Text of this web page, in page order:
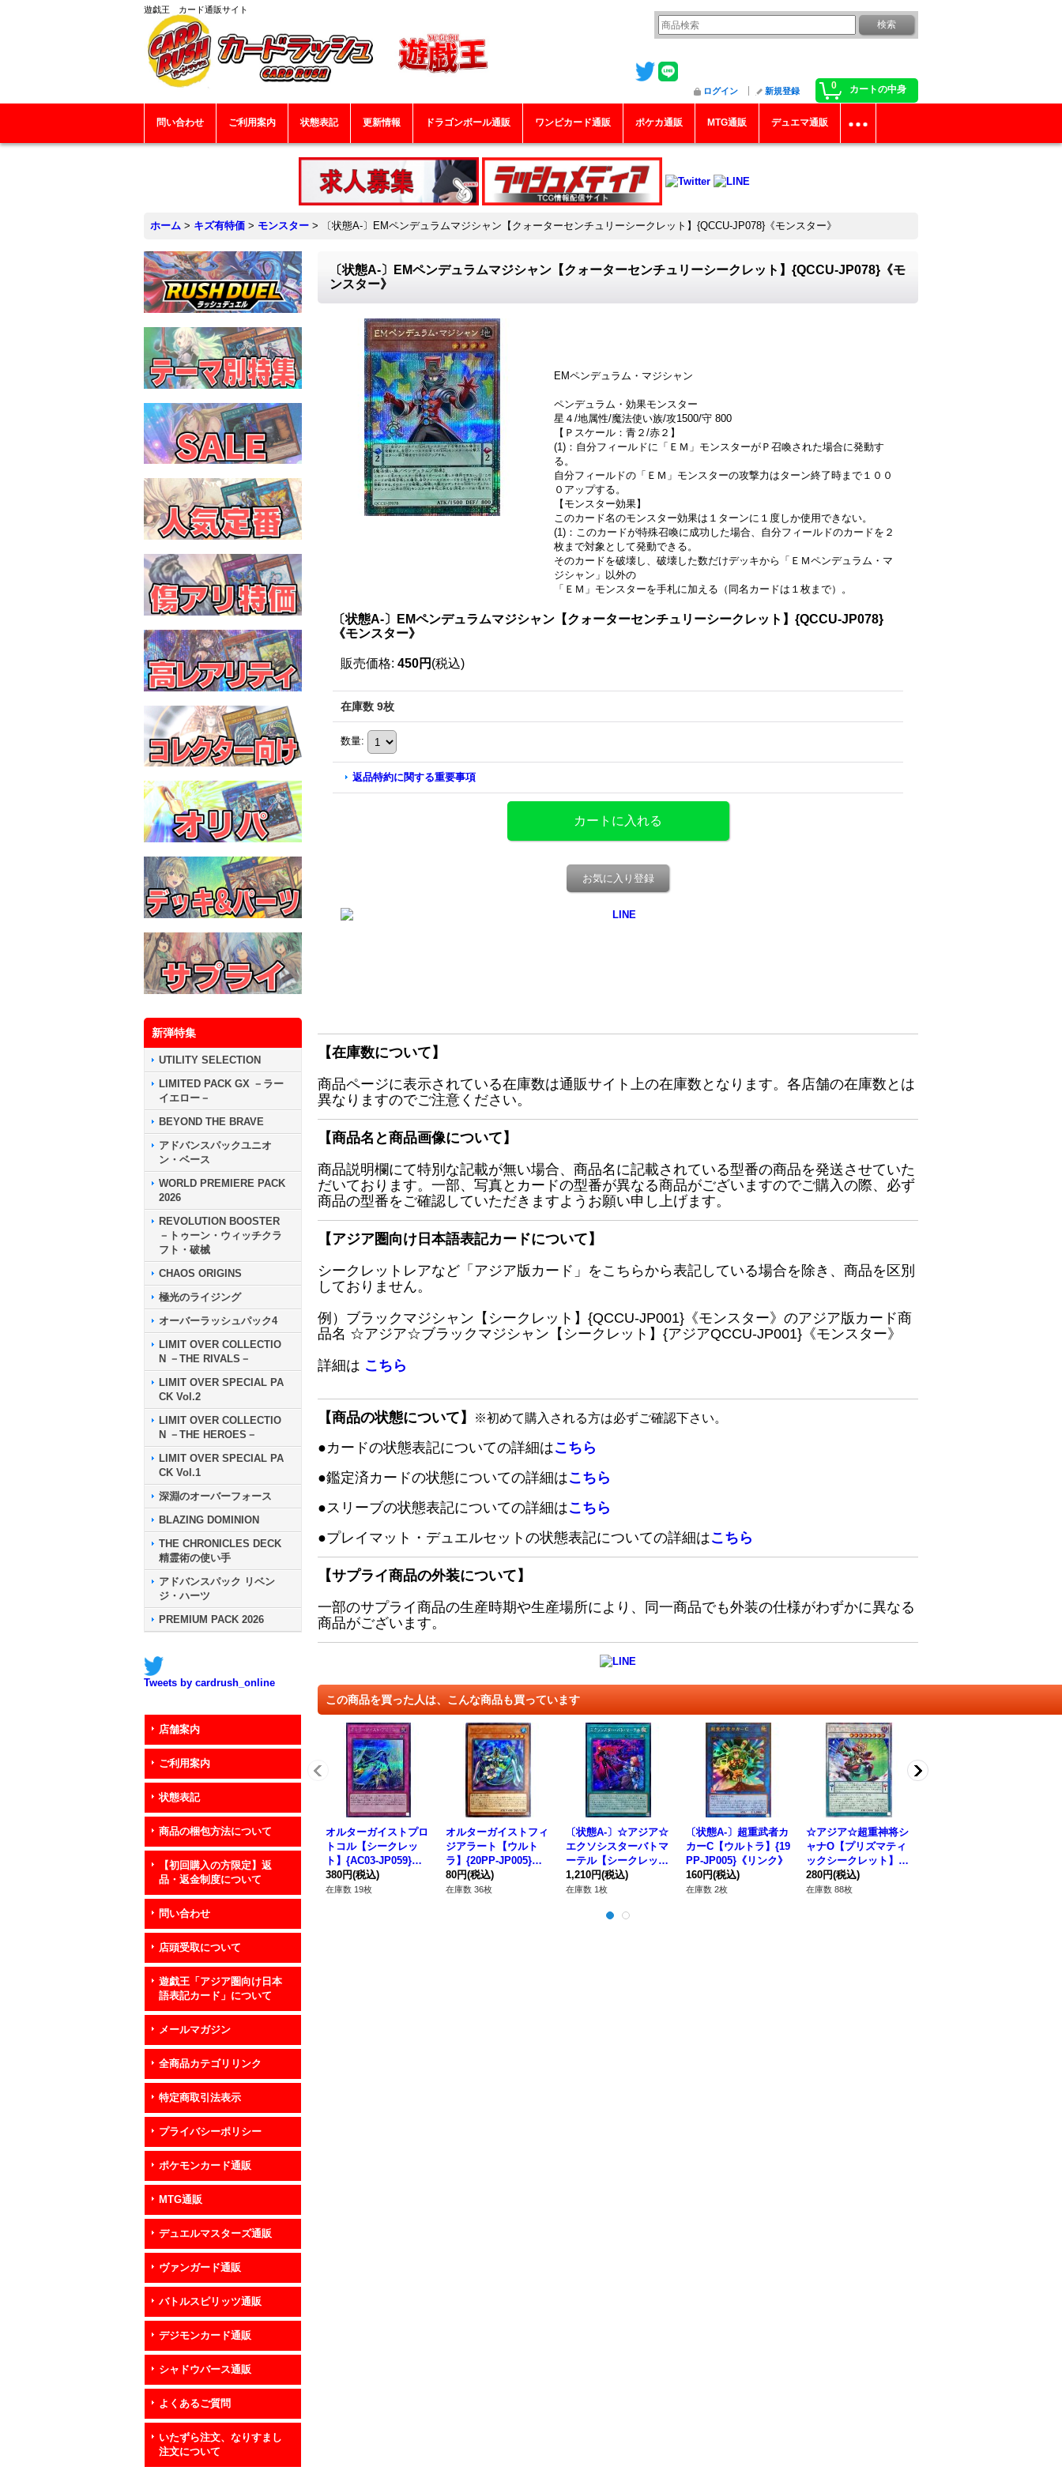
遊戯王 カード通販サイト
0 カートの中身
ログイン 新規登録
問い合わせ ご利用案内 状態表記 更新情報 ドラゴンボール通販 ワンピカード通販 ポケカ通販 MTG通販 デュエマ通販
ホーム > キズ有特価 > モンスター > 〔状態A-〕EMペンデュラムマジシャン【クォーターセンチュリーシークレット】{QCCU-JP078}《モンスター》
新弾特集
UTILITY SELECTION
LIMITED PACK GX －ラー
イエロー－
BEYOND THE BRAVE
アドバンスパックユニオ
ン・ベース
WORLD PREMIERE PACK
2026
REVOLUTION BOOSTER
－トゥーン・ウィッチクラ
フト・破械
CHAOS ORIGINS
極光のライジング
オーバーラッシュパック4
LIMIT OVER COLLECTIO
N －THE RIVALS－
LIMIT OVER SPECIAL PA
CK Vol.2
LIMIT OVER COLLECTIO
N －THE HEROES－
LIMIT OVER SPECIAL PA
CK Vol.1
深淵のオーバーフォース
BLAZING DOMINION
THE CHRONICLES DECK
精霊術の使い手
アドバンスパック リベン
ジ・ハーツ
PREMIUM PACK 2026
Tweets by cardrush_online
店舗案内
ご利用案内
状態表記
商品の梱包方法について
【初回購入の方限定】返
品・返金制度について
問い合わせ
店頭受取について
遊戯王「アジア圏向け日本
語表記カード」について
メールマガジン
全商品カテゴリリンク
特定商取引法表示
プライバシーポリシー
ポケモンカード通販
MTG通販
デュエルマスターズ通販
ヴァンガード通販
バトルスピリッツ通販
デジモンカード通販
シャドウバース通販
よくあるご質問
いたずら注文、なりすまし
注文について
〔状態A-〕EMペンデュラムマジシャン【クォーターセンチュリーシークレット】{QCCU-JP078}《モ
ンスター》
EMペンデュラム・マジシャン
ペンデュラム・効果モンスター
星４/地属性/魔法使い族/攻1500/守 800
【Ｐスケール：青２/赤２】
(1)：自分フィールドに「ＥＭ」モンスターがＰ召喚された場合に発動す
る。
自分フィールドの「ＥＭ」モンスターの攻撃力はターン終了時まで１００
０アップする。
【モンスター効果】
このカード名のモンスター効果は１ターンに１度しか使用できない。
(1)：このカードが特殊召喚に成功した場合、自分フィールドのカードを２
枚まで対象として発動できる。
そのカードを破壊し、破壊した数だけデッキから「ＥＭペンデュラム・マ
ジシャン」以外の
「ＥＭ」モンスターを手札に加える（同名カードは１枚まで）。
〔状態A-〕EMペンデュラムマジシャン【クォーターセンチュリーシークレット】{QCCU-JP078}
《モンスター》
販売価格: 450円 (税込)
在庫数 9枚
数量:
返品特約に関する重要事項
お気に入り登録
【在庫数について】
商品ページに表示されている在庫数は通販サイト上の在庫数となります。各店舗の在庫数とは
異なりますのでご注意ください。
【商品名と商品画像について】
商品説明欄にて特別な記載が無い場合、商品名に記載されている型番の商品を発送させていた
だいております。一部、写真とカードの型番が異なる商品がございますのでご購入の際、必ず
商品の型番をご確認していただきますようお願い申し上げます。
【アジア圏向け日本語表記カードについて】
シークレットレアなど「アジア版カード」をこちらから表記している場合を除き、商品を区別
しておりません。
例）ブラックマジシャン【シークレット】{QCCU-JP001}《モンスター》のアジア版カード商
品名 ☆アジア☆ブラックマジシャン【シークレット】{アジアQCCU-JP001}《モンスター》
詳細は こちら
【商品の状態について】 ※初めて購入される方は必ずご確認下さい。
●カードの状態表記についての詳細はこちら
●鑑定済カードの状態についての詳細はこちら
●スリーブの状態表記についての詳細はこちら
●プレイマット・デュエルセットの状態表記についての詳細はこちら
【サプライ商品の外装について】
一部のサプライ商品の生産時期や生産場所により、同一商品でも外装の仕様がわずかに異なる
商品がございます。
この商品を買った人は、こんな商品も買っています
オルターガイストプロ
トコル【シークレッ
ト】{AC03-JP059}
《罠》
380円(税込)
在庫数 19枚
オルターガイストフィ
ジアラート【ウルト
ラ】{20PP-JP005}
《モンスター》
80円(税込)
在庫数 36枚
〔状態A-〕☆アジア☆
エクソシスターバトマ
ーテル【シークレッ
ト】{アジアBPRO-JP
066}《魔法》
1,210円(税込)
在庫数 1枚
〔状態A-〕超重武者カ
カーC【ウルトラ】{19
PP-JP005}《リンク》
160円(税込)
在庫数 2枚
☆アジア☆超重神将シ
ャナO【プリズマティ
ックシークレット】
{アジアCYAC-JP040}
《シンクロ》
280円(税込)
在庫数 88枚